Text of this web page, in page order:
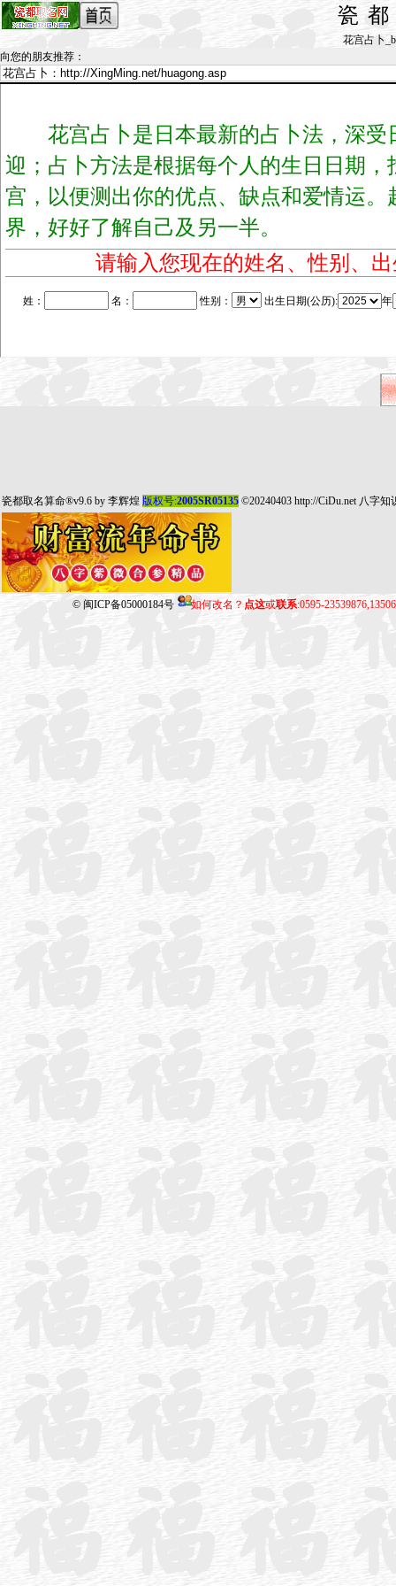
瓷
花宫占卜
向您的朋友推荐 ：
花宫占卜是日本最新的占卜法，深受
迎；占卜方法是根据每个人的生日日期，
宫，以便测出你的优点、缺点和爱情运。
界，好好了解自己及另一半。
请输入您现在的姓名、性别、
姓： 名： 性别： 出生日期(公历): 年
瓷都取名算命®v9.6 by 李辉煌 版权号:2005SR05135 ©20240403 http://CiDu.net 八字知
© 闽ICP备05000184号 如何改名？点这或联系:0595-